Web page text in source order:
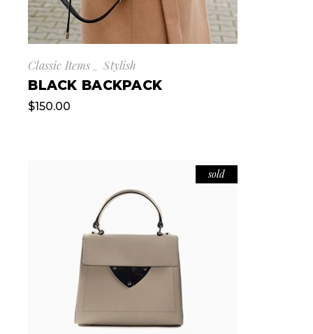
Classic Items Stylish
BLACK BACKPACK
$150.00
sold